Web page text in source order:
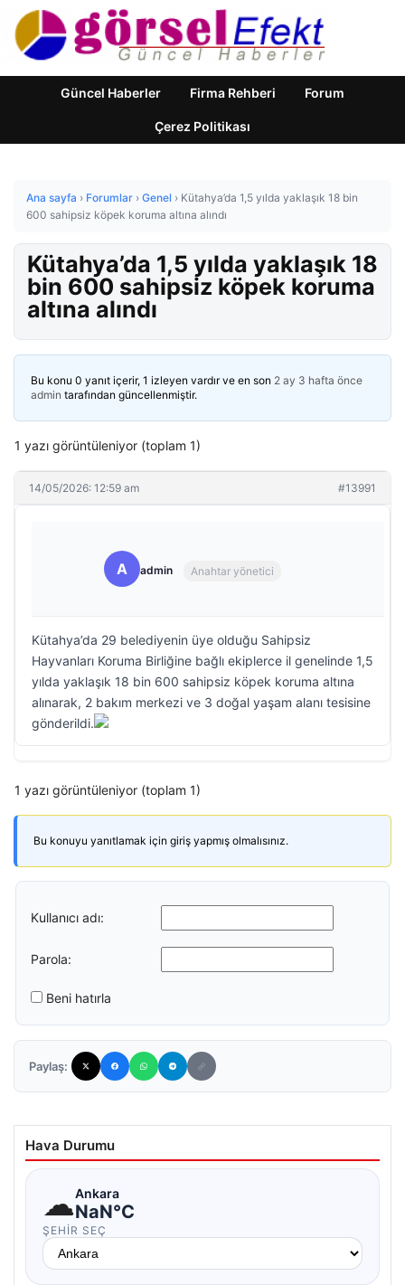
Güncel Haberler Firma Rehberi Forum
Çerez Politikası
Ana sayfa › Forumlar › Genel › Kütahya’da 1,5 yılda yaklaşık 18 bin
600 sahipsiz köpek koruma altına alındı
Kütahya’da 1,5 yılda yaklaşık 18
bin 600 sahipsiz köpek koruma
altına alındı
Bu konu 0 yanıt içerir, 1 izleyen vardır ve en son 2 ay 3 hafta önce
admin tarafından güncellenmiştir.
1 yazı görüntüleniyor (toplam 1)
14/05/2026: 12:59 am #13991
A admin Anahtar yönetici
Kütahya’da 29 belediyenin üye olduğu Sahipsiz
Hayvanları Koruma Birliğine bağlı ekiplerce il genelinde 1,5
yılda yaklaşık 18 bin 600 sahipsiz köpek koruma altına
alınarak, 2 bakım merkezi ve 3 doğal yaşam alanı tesisine
gönderildi.
1 yazı görüntüleniyor (toplam 1)
Bu konuyu yanıtlamak için giriş yapmış olmalısınız.
Kullanıcı adı:
Parola:
Beni hatırla
Paylaş:
Hava Durumu
☁Ankara
NaN°C
ŞEHIR SEÇ